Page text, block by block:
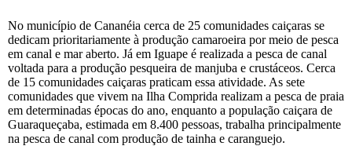
No município de Cananéia cerca de 25 comunidades caiçaras se
dedicam prioritariamente à produção camaroeira por meio de pesca
em canal e mar aberto. Já em Iguape é realizada a pesca de canal
voltada para a produção pesqueira de manjuba e crustáceos. Cerca
de 15 comunidades caiçaras praticam essa atividade. As sete
comunidades que vivem na Ilha Comprida realizam a pesca de praia
em determinadas épocas do ano, enquanto a população caiçara de
Guaraqueçaba, estimada em 8.400 pessoas, trabalha principalmente
na pesca de canal com produção de tainha e caranguejo.